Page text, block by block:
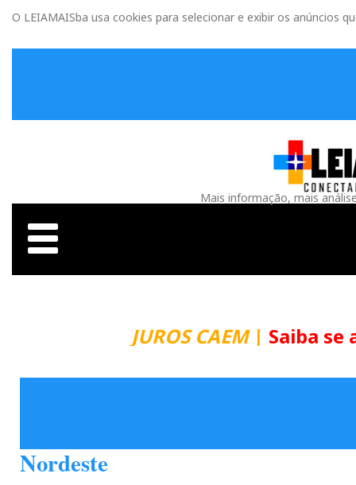
O LEIAMAISba usa cookies para selecionar e exibir os anúncios
Mais informação, mais
JUROS CAEM| Saiba se
Nordeste